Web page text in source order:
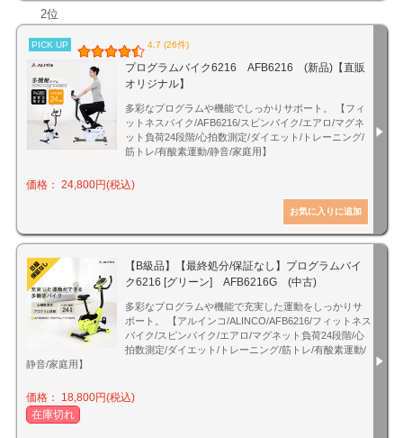
2位
PICK UP 4.7 (26件)
プログラムバイク6216 AFB6216 (新品)【直販
オリジナル】
多彩なプログラムや機能でしっかりサポート。 【フィ
ットネスバイク/AFB6216/スピンバイク/エアロ/マグネ
ット負荷24段階/心拍数測定/ダイエット/トレーニング/
筋トレ/有酸素運動/静音/家庭用】
価格： 24,800円(税込)
【B級品】【最終処分/保証なし】プログラムバイ
ク6216 [グリーン] AFB6216G (中古)
多彩なプログラムや機能で充実した運動をしっかりサ
ポート。 【アルインコ/ALINCO/AFB6216/フィットネス
バイク/スピンバイク/エアロ/マグネット負荷24段階/心
拍数測定/ダイエット/トレーニング/筋トレ/有酸素運動/
静音/家庭用】
価格： 18,800円(税込)
在庫切れ